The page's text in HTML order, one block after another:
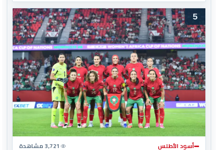
5
أسود الأطلس 3,721 مشاهدة